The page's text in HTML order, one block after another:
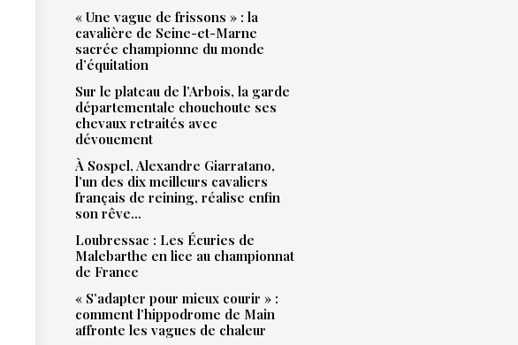
« Une vague de frissons » : la
cavalière de Seine-et-Marne
sacrée championne du monde
d’équitation
Sur le plateau de l’Arbois, la garde
départementale chouchoute ses
chevaux retraités avec
dévouement
À Sospel, Alexandre Giarratano,
l’un des dix meilleurs cavaliers
français de reining, réalise enfin
son rêve…
Loubressac : Les Écuries de
Malebarthe en lice au championnat
de France
« S’adapter pour mieux courir » :
comment l’hippodrome de Main
affronte les vagues de chaleur